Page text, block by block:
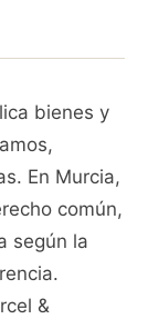
bienes y
En Murcia,
común,
según la
&